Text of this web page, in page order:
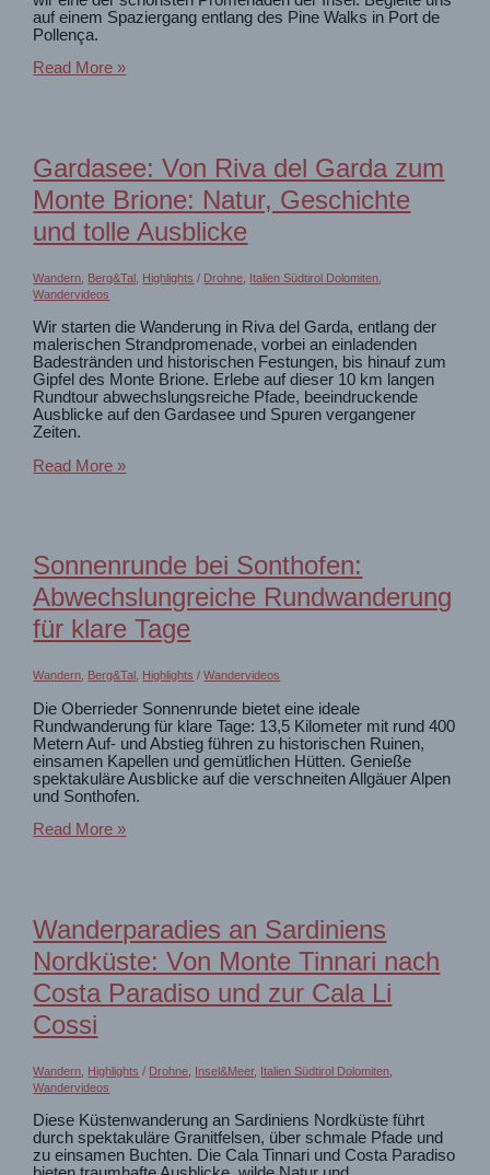
auf einem Spaziergang entlang des Pine Walks in Port de
Pollença.
Port
Küstenpromenade.
Spaziergang
am
Pine
Walk
Read More »
Gardasee: Von Riva del Garda zum
Monte Brione: Natur, Geschichte
und tolle Ausblicke
Wandern Berg&Tal Highlights / Drohne Italien Südtirol Dolomiten
Wandervideos
Wir starten die Wanderung in Riva del Garda, entlang der
malerischen Strandpromenade, vorbei an einladenden
Badestränden und historischen Festungen, bis hinauf zum
Gipfel des Monte Brione. Erlebe auf dieser 10 km langen
Rundtour abwechslungsreiche Pfade, beeindruckende
Ausblicke auf den Gardasee und Spuren vergangener
Zeiten.​
Gardasee:
zum
Monte
Brione:
Natur,
Geschichte
und
Ausblicke
Read More »
Sonnenrunde bei Sonthofen:
Abwechslungreiche Rundwanderung
für klare Tage
Wandern Berg&Tal Highlights /Wandervideos
Die Oberrieder Sonnenrunde bietet eine ideale
Rundwanderung für klare Tage: 13,5 Kilometer mit rund 400
Metern Auf- und Abstieg führen zu historischen Ruinen,
einsamen Kapellen und gemütlichen Hütten. Genieße
spektakuläre Ausblicke auf die verschneiten Allgäuer Alpen
und Sonthofen.
Sonnenrunde
für
klare
Tage
Read More »
Wanderparadies an Sardiniens
Nordküste: Von Monte Tinnari nach
Costa Paradiso und zur Cala Li
Cossi
Wandern Highlights / Drohne Insel&Meer, Italien Südtirol Dolomiten
Wandervideos
Diese Küstenwanderung an Sardiniens Nordküste führt
durch spektakuläre Granitfelsen, über schmale Pfade und
zu einsamen Buchten. Die Cala Tinnari und Costa Paradiso